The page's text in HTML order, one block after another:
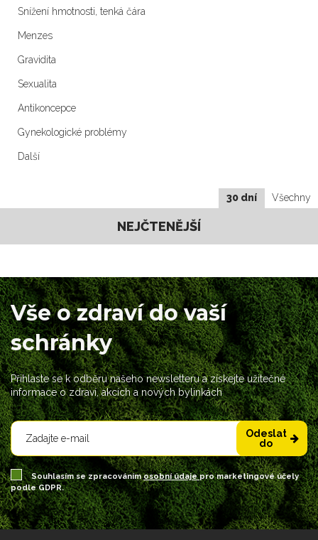
Snížení hmotnosti, tenká čára
Menzes
Gravidita
Sexualita
Antikoncepce
Gynekologické problémy
Další
30 dní Všechny
NEJČTENĚJŠÍ
Vše o zdraví do vaší
schránky
Přihlaste se k odběru našeho newsletteru a získejte užitečné
informace o zdraví, akcích a nových bylinkách
Odeslat
do
Souhlasím se zpracovánímosobní údajepro marketingové účely
podle GDPR.